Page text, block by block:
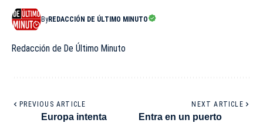
ByREDACCIÓN DE ÚLTIMO MINUTO
Redacción de De Último Minuto
PREVIOUS ARTICLE
Europa intenta
NEXT ARTICLE
Entra en un puerto